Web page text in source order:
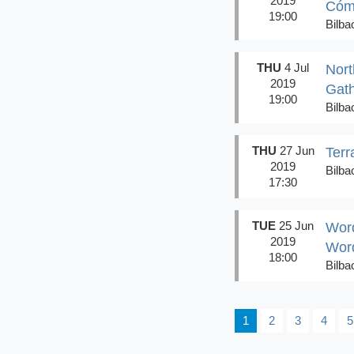
19:00
THU 4 Jul
2019
19:00
THU 27 Jun
2019
17:30
TUE 25 Jun
2019
18:00
1 2 3 4 5